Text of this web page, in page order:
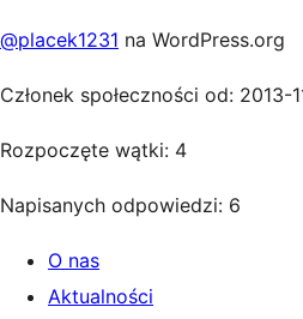
@placek1231 na WordPress.org
Członek społeczności od: 2013-
Rozpoczęte wątki: 4
Napisanych odpowiedzi: 6
O nas
Aktualności